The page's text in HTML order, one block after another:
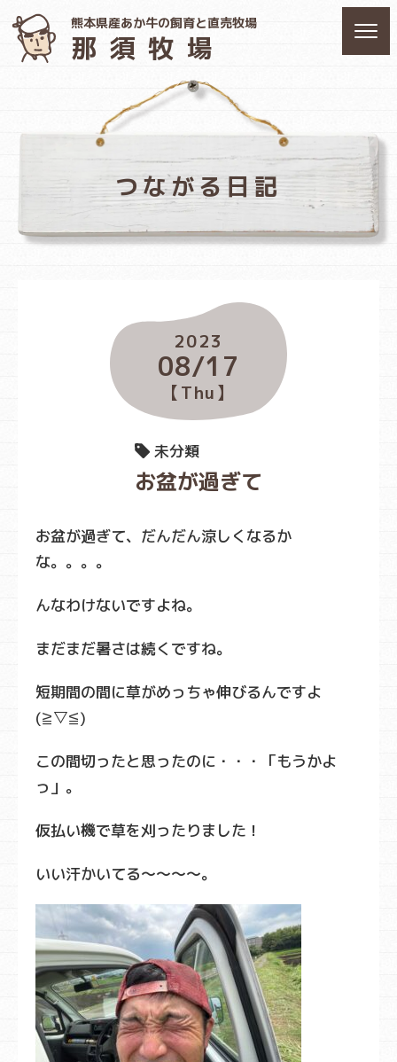
熊本県産あか牛の飼育と直売牧場
那須牧場
つながる日記
2023
08/17
【Thu】
未分類
お盆が過ぎて
お盆が過ぎて、だんだん涼しくなるか
な。。。。
んなわけないですよね。
まだまだ暑さは続くですね。
短期間の間に草がめっちゃ伸びるんですよ
(≧▽≦)
この間切ったと思ったのに・・・「もうかよ
っ」。
仮払い機で草を刈ったりました！
いい汗かいてる～～～～。